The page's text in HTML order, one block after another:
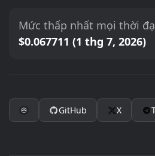
Mức thấp nhất mọi thời
$0.067711 (1 thg 7, 2026)
GitHub X